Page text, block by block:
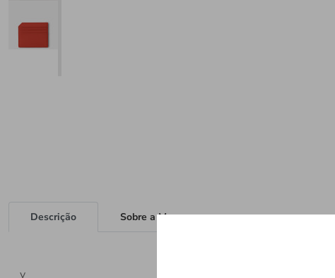
Descrição Sobre a Marca
v